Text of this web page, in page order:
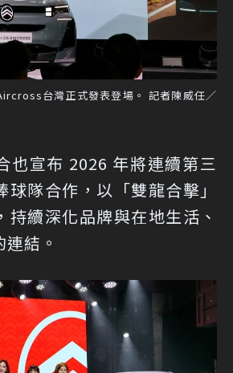
台灣正式發表登場。 記者陳威任／
也宣布 2026 年將連續第三
隊合作，以「雙龍合擊」
持續深化品牌與在地生活、
結。